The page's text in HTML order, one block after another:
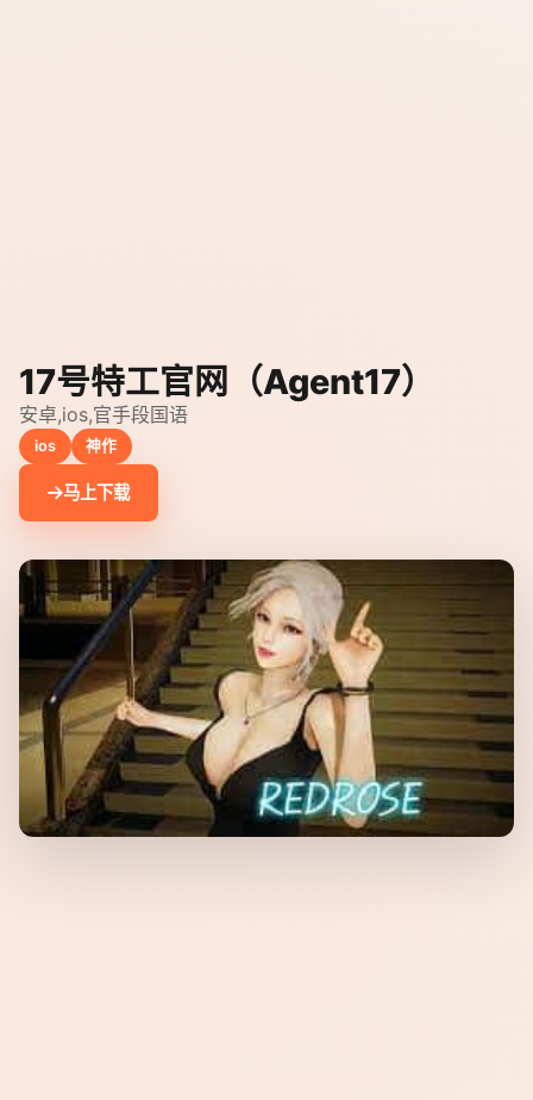
17号特工官网（Agent17）
安卓,ios,官手段国语
ios 神作
马上下载